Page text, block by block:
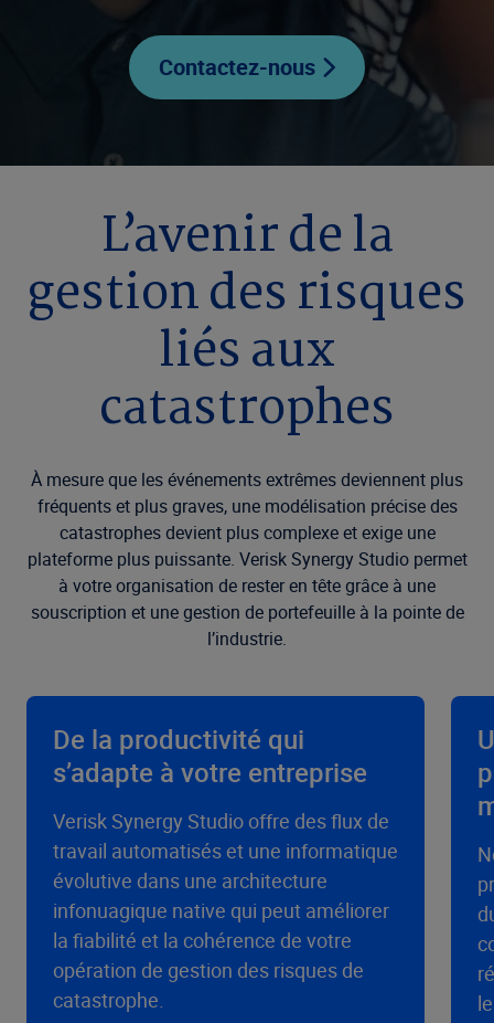
Contactez-nous
L’avenir de la
gestion des risques
liés aux
catastrophes
À mesure que les événements extrêmes deviennent plus
fréquents et plus graves, une modélisation précise des
catastrophes devient plus complexe et exige une
plateforme plus puissante. Verisk Synergy Studio permet
à votre organisation de rester en tête grâce à une
souscription et une gestion de portefeuille à la pointe de
l’industrie.
De la productivité qui
s’adapte à votre entreprise
Verisk Synergy Studio offre des flux de
travail automatisés et une informatique
évolutive dans une architecture
infonuagique native qui peut améliorer
la fiabilité et la cohérence de votre
opération de gestion des risques de
catastrophe.